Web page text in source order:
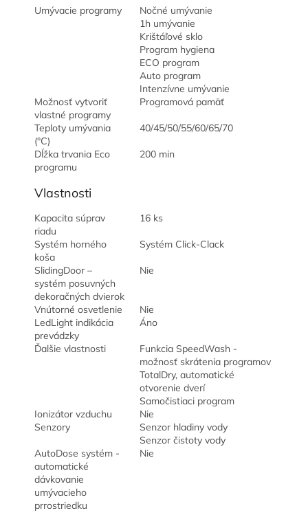
Umývacie programy
Nočné umývanie
1h umývanie
Krištáľové sklo
Program hygiena
ECO program
Auto program
Intenzívne umývanie
Možnosť vytvoriť
vlastné programy
Programová pamäť
Teploty umývania
(°C)
40/45/50/55/60/65/70
Dĺžka trvania Eco
programu
200 min
Vlastnosti
Kapacita súprav
riadu
16 ks
Systém horného
koša
Systém Click-Clack
SlidingDoor –
systém posuvných
dekoračných dvierok
Nie
Vnútorné osvetlenie
Nie
LedLight indikácia
prevádzky
Áno
Ďalšie vlastnosti
Funkcia SpeedWash -
možnosť skrátenia programov
TotalDry, automatické
otvorenie dverí
Samočistiaci program
Ionizátor vzduchu
Nie
Senzory
Senzor hladiny vody
Senzor čistoty vody
AutoDose systém -
automatické
dávkovanie
umývacieho
prrostriedku
Nie